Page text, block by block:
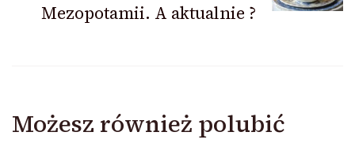
Mezopotamii. A aktualnie ?
Możesz również polubić